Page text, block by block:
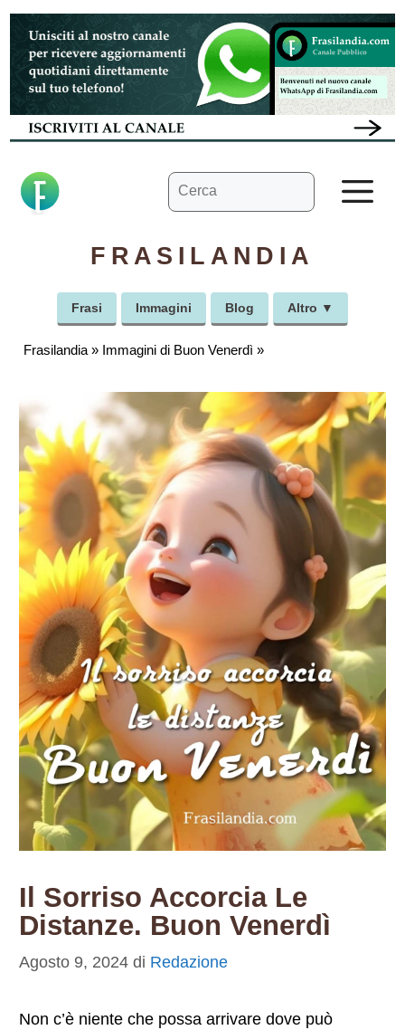
Vai
contenuto
Ricerca
per:
FRASILANDIA
Frasi Immagini Blog Altro ▼
Frasilandia » Immagini di Buon Venerdì »
Il Sorriso Accorcia Le
Distanze. Buon Venerdì
Agosto 9, 2024 di Redazione
Non c’è niente che possa arrivare dove può